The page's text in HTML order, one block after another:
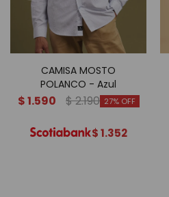
CAMISA MOSTO
POLANCO - Azul
$1.590 $2.190 27
$1.352